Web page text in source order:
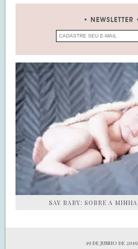
NEWSLETTER
SAY BABY: SOBRE A
19 de junho de 2019